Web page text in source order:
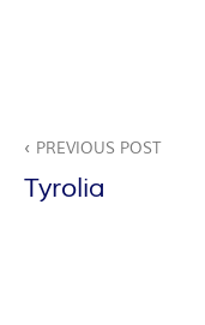
F
A
PREVIOUS POST
Tyrolia